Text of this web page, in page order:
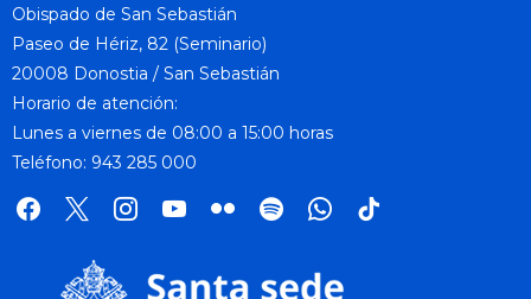
Obispado de San Sebastián
Paseo de Hériz, 82 (Seminario)
20008 Donostia / San Sebastián
Horario de atención:
Lunes a viernes de 08:00 a 15:00 horas
Teléfono: 943 285 000
facebook
x instagramyoutube
flickr spotifywhatsapp
tik